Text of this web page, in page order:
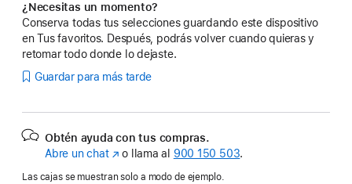
¿Necesitas un momento?
Conserva todas tus selecciones guardando este dispositivo
en Tus favoritos. Después, podrás volver cuando quieras y
retomar todo donde lo dejaste.
Guardar para más tarde
Obtén ayuda con tus compras.
Abre un chat(Se
abre
o llama al 900 150 503.
Las cajas se muestran solo a modo de ejemplo.